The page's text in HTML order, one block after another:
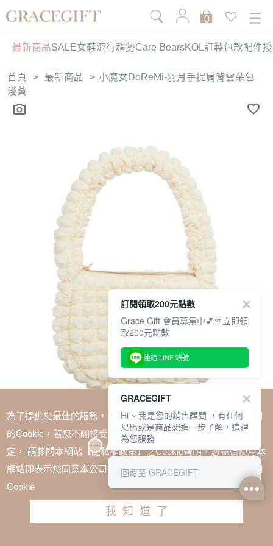
0
最新商品SALE女鞋流行趨勢Care BearsKOL訂製包款配件
首頁 > 最新商品 > 小魔女DoReMi-羽月手提肩背雲朵包
淺黃
小魔女DoReMi-羽月手提肩背雲朵包 淺黃
為了提供您最佳的服務，本網站會在您的電腦中放置並取用我們
的Cookie，若您不願接受Cookie時應如何變更電腦的Cookie設
定， 請參閱本網站【隱私權政策】之Cookie聲明，您繼續使用本
網站即表示您同意本公司得按本網站使用條款之Cookie聲明使用
Cookie
我知道了
訂閱領取200元點數
Grace Gift 會員募集中💕 立即領
取200元點數
連結 LINE 帳號
GRACEGIFT
Hi ~ 我是您的銷售顧問 ，有任何
尺碼或是商品想進一步了解，這裡
為您服務
回覆至 GRACEGIFT